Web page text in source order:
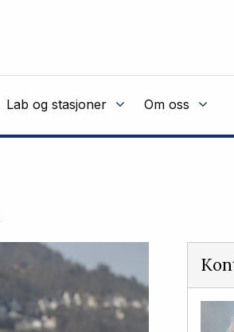
Lab og stasjoner Om oss